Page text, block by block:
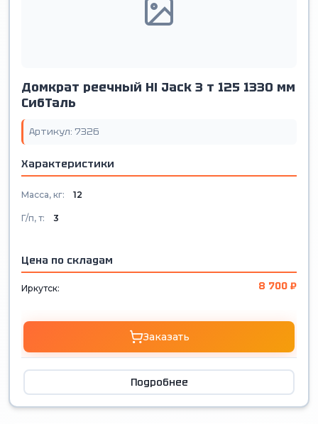
Домкрат реечный Hi Jack 3 т 125 1330 мм
СибТаль
Артикул: 7326
Характеристики
Масса, кг: 12
Г/п, т: 3
Цена по складам
Иркутск: 8 700 ₽
Заказать
Подробнее